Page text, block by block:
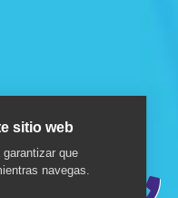
sitio web
que
navegas.